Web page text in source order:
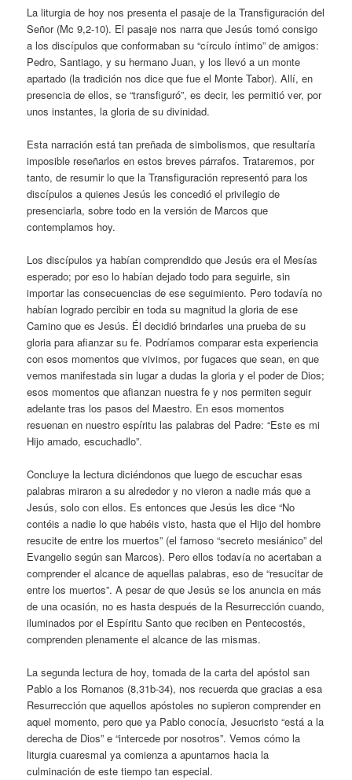
La liturgia de hoy nos presenta el pasaje de la Transfiguración del
Señor (Mc 9,2-10). El pasaje nos narra que Jesús tomó consigo
a los discípulos que conformaban su “círculo íntimo” de amigos:
Pedro, Santiago, y su hermano Juan, y los llevó a un monte
apartado (la tradición nos dice que fue el Monte Tabor). Allí, en
presencia de ellos, se “transfiguró”, es decir, les permitió ver, por
unos instantes, la gloria de su divinidad.
Esta narración está tan preñada de simbolismos, que resultaría
imposible reseñarlos en estos breves párrafos. Trataremos, por
tanto, de resumir lo que la Transfiguración representó para los
discípulos a quienes Jesús les concedió el privilegio de
presenciarla, sobre todo en la versión de Marcos que
contemplamos hoy.
Los discípulos ya habían comprendido que Jesús era el Mesías
esperado; por eso lo habían dejado todo para seguirle, sin
importar las consecuencias de ese seguimiento. Pero todavía no
habían logrado percibir en toda su magnitud la gloria de ese
Camino que es Jesús. Él decidió brindarles una prueba de su
gloria para afianzar su fe. Podríamos comparar esta experiencia
con esos momentos que vivimos, por fugaces que sean, en que
vemos manifestada sin lugar a dudas la gloria y el poder de Dios;
esos momentos que afianzan nuestra fe y nos permiten seguir
adelante tras los pasos del Maestro. En esos momentos
resuenan en nuestro espíritu las palabras del Padre: “Este es mi
Hijo amado, escuchadlo”.
Concluye la lectura diciéndonos que luego de escuchar esas
palabras miraron a su alrededor y no vieron a nadie más que a
Jesús, solo con ellos. Es entonces que Jesús les dice “No
contéis a nadie lo que habéis visto, hasta que el Hijo del hombre
resucite de entre los muertos” (el famoso “secreto mesiánico” del
Evangelio según san Marcos). Pero ellos todavía no acertaban a
comprender el alcance de aquellas palabras, eso de “resucitar de
entre los muertos”. A pesar de que Jesús se los anuncia en más
de una ocasión, no es hasta después de la Resurrección cuando,
iluminados por el Espíritu Santo que reciben en Pentecostés,
comprenden plenamente el alcance de las mismas.
La segunda lectura de hoy, tomada de la carta del apóstol san
Pablo a los Romanos (8,31b-34), nos recuerda que gracias a esa
Resurrección que aquellos apóstoles no supieron comprender en
aquel momento, pero que ya Pablo conocía, Jesucristo “está a la
derecha de Dios” e “intercede por nosotros”. Vemos cómo la
liturgia cuaresmal ya comienza a apuntarnos hacia la
culminación de este tiempo tan especial.